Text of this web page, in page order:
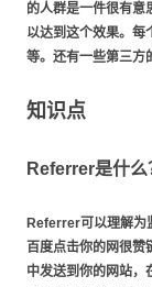
的人群是一件很有意
以达到这个效果。每
等。还有一些第三方
知识点
Referrer是什么
Referrer可以理解为
百度点击你的网很赞
中发送到你的网站，